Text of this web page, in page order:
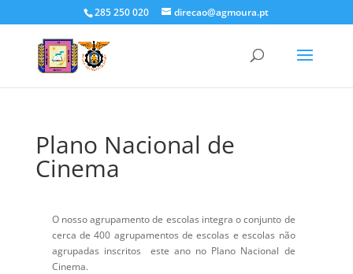
285 250 020 direcao@agmoura.pt
Plano Nacional de
Cinema
O nosso agrupamento de escolas integra o conjunto de
cerca de 400 agrupamentos de escolas e escolas não
agrupadas inscritos este ano no Plano Nacional de
Cinema.